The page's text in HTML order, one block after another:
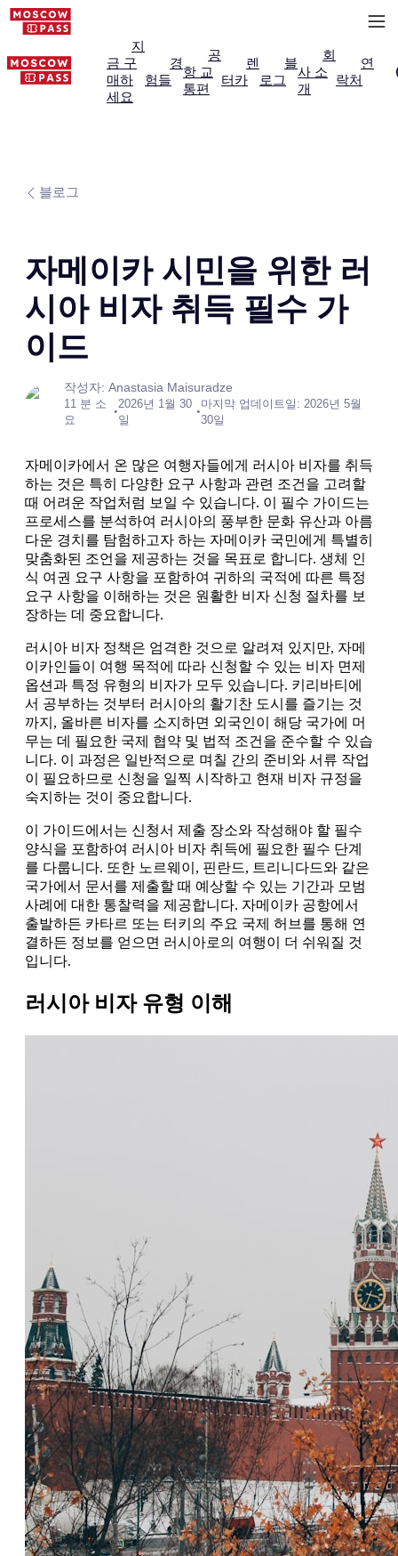
지
금 구
매하
세요
경
험들
공
항 교
통편
렌
터카
블
로그
회
사 소
개
연
락처
블로그
자메이카 시민을 위한 러
시아 비자 취득 필수 가
이드
작성자: Anastasia Maisuradze
11 분 소
요
•
2026년 1월 30
일
•
마지막 업데이트일: 2026년 5월
30일
자메이카에서 온 많은 여행자들에게 러시아 비자를 취득
하는 것은 특히 다양한 요구 사항과 관련 조건을 고려할
때 어려운 작업처럼 보일 수 있습니다. 이 필수 가이드는
프로세스를 분석하여 러시아의 풍부한 문화 유산과 아름
다운 경치를 탐험하고자 하는 자메이카 국민에게 특별히
맞춤화된 조언을 제공하는 것을 목표로 합니다. 생체 인
식 여권 요구 사항을 포함하여 귀하의 국적에 따른 특정
요구 사항을 이해하는 것은 원활한 비자 신청 절차를 보
장하는 데 중요합니다.
러시아 비자 정책은 엄격한 것으로 알려져 있지만, 자메
이카인들이 여행 목적에 따라 신청할 수 있는 비자 면제
옵션과 특정 유형의 비자가 모두 있습니다. 키리바티에
서 공부하는 것부터 러시아의 활기찬 도시를 즐기는 것
까지, 올바른 비자를 소지하면 외국인이 해당 국가에 머
무는 데 필요한 국제 협약 및 법적 조건을 준수할 수 있습
니다. 이 과정은 일반적으로 며칠 간의 준비와 서류 작업
이 필요하므로 신청을 일찍 시작하고 현재 비자 규정을
숙지하는 것이 중요합니다.
이 가이드에서는 신청서 제출 장소와 작성해야 할 필수
양식을 포함하여 러시아 비자 취득에 필요한 필수 단계
를 다룹니다. 또한 노르웨이, 핀란드, 트리니다드와 같은
국가에서 문서를 제출할 때 예상할 수 있는 기간과 모범
사례에 대한 통찰력을 제공합니다. 자메이카 공항에서
출발하든 카타르 또는 터키의 주요 국제 허브를 통해 연
결하든 정보를 얻으면 러시아로의 여행이 더 쉬워질 것
입니다.
러시아 비자 유형 이해